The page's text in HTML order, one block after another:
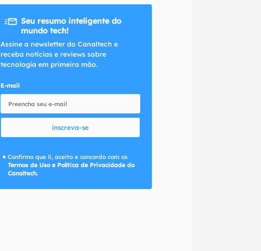
Seu resumo inteligente do
mundo tech!
Assine a newsletter do Canaltech e
receba notícias e reviews sobre
tecnologia em primeira mão.
E-mail
inscreva-se
Confirmo que li, aceito e concordo com os
Termos de Uso e Política de Privacidade do
Canaltech.